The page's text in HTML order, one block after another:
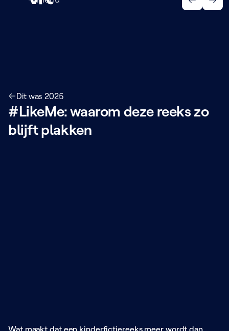
Dit was 2025
#LikeMe: waarom deze reeks zo
blijft plakken
Wat maakt dat een kinderfictiereeks meer wordt dan